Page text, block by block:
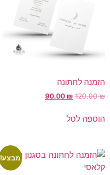
הזמנה לחתונה
120.00₪
90.00 ₪
הוספה לסל
מבצע!